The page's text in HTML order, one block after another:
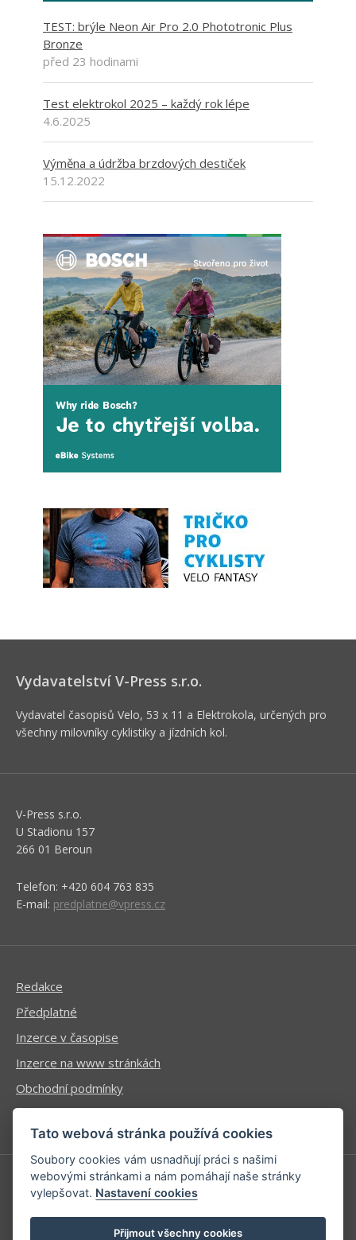
TEST: brýle Neon Air Pro 2.0 Phototronic Plus
Bronze
před 23 hodinami
Test elektrokol 2025 – každý rok lépe
4.6.2025
Výměna a údržba brzdových destiček
15.12.2022
Vydavatelství V-Press s.r.o.
Vydavatel časopisů Velo, 53 x 11 a Elektrokola, určených pro
všechny milovníky cyklistiky a jízdních kol.
V-Press s.r.o.
U Stadionu 157
266 01 Beroun
Telefon: +420 604 763 835
E-mail: predplatne@vpress.cz
Redakce
Předplatné
Inzerce v časopise
Inzerce na www stránkách
Obchodní podmínky
Ochrana osobních údajů
Příhlášení | Registrace
Kontaktní informace
Tato webová stránka používá cookies
Soubory cookies vám usnadňují práci s našimi
webovými stránkami a nám pomáhají naše stránky
vylepšovat. Nastavení cookies
Přijmout všechny cookies